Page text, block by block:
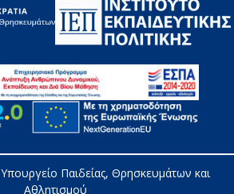
Υπουργείο Παιδείας, Θρησκευμάτων και
Αθλητισμού